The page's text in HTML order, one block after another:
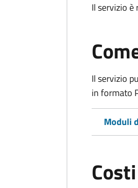
Il servizio
Il servizio
in formato
Moduli
Costi